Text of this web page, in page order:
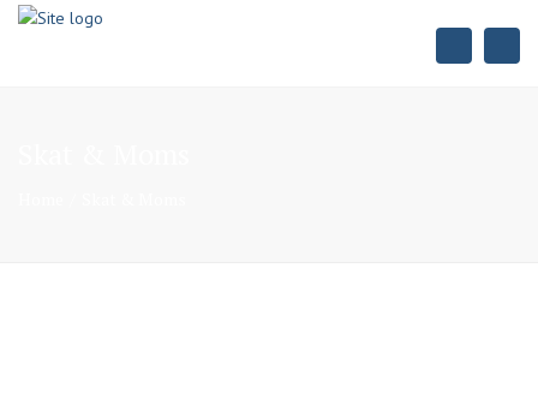
Search